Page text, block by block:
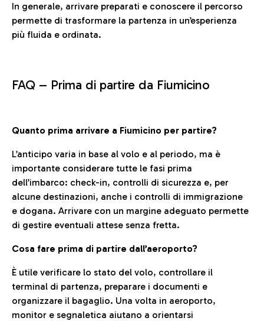
In generale, arrivare preparati e conoscere il percorso
permette di trasformare la partenza in un’esperienza
più fluida e ordinata.
FAQ – Prima di partire da Fiumicino
Quanto prima arrivare a Fiumicino per partire?
L’anticipo varia in base al volo e al periodo, ma è
importante considerare tutte le fasi prima
dell’imbarco: check-in, controlli di sicurezza e, per
alcune destinazioni, anche i controlli di immigrazione
e dogana. Arrivare con un margine adeguato permette
di gestire eventuali attese senza fretta.
Cosa fare prima di partire dall’aeroporto?
È utile verificare lo stato del volo, controllare il
terminal di partenza, preparare i documenti e
organizzare il bagaglio. Una volta in aeroporto,
monitor e segnaletica aiutano a orientarsi